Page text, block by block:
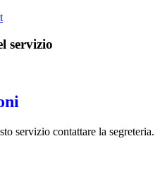
servizio
servizio contattare la segreteria.